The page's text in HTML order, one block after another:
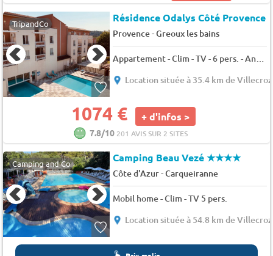
TripandCo Résidence Odalys Côté Provence
Provence-Greoux les bains
Appartement - Clim - TV - 6 pers. - Animaux admis
Location située à 35.4 km de
1074 € + d'infos >
7.8/10 201 AVIS SUR 2 SITES
Camping and Co Camping Beau Vezé★★★★
Côte d'Azur-Carqueiranne
Mobil home - Clim - TV 5 pers.
Location située à 54.8 km de